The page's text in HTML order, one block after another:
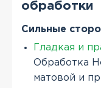
обработки
Сильные
Гладкая и
Обработка
матовой и